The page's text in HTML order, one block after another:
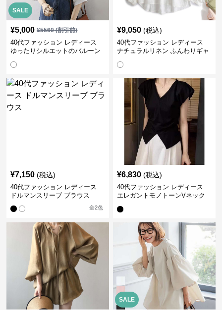
SALE
¥5,000 ¥5560(割引前)
40代ファッション レディース
ゆったりシルエットのバルーン
¥9,050 (税込)
40代ファッション レディース
ナチュラルリネン ふんわりギャ
¥7,150 (税込)
40代ファッション レディース
ドルマンスリーブ ブラウス
全2色
¥6,830 (税込)
40代ファッション レディース
エレガントモノトーンVネック
SALE